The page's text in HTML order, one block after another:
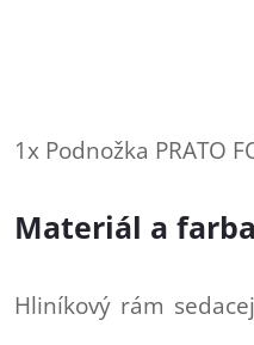
1x Podnožka PRATO
Materiál a farba
Hliníkový rám